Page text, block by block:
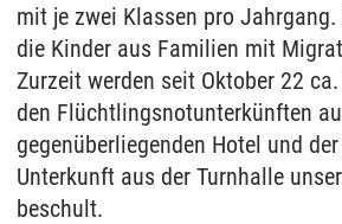
mit je zwei Klassen pro Jahrgang.
die Kinder aus Familien mit
Zurzeit werden seit Oktober 22
den Flüchtlingsnotunterkünften
gegenüberliegenden Hotel und
Unterkunft aus der Turnhalle
beschult.